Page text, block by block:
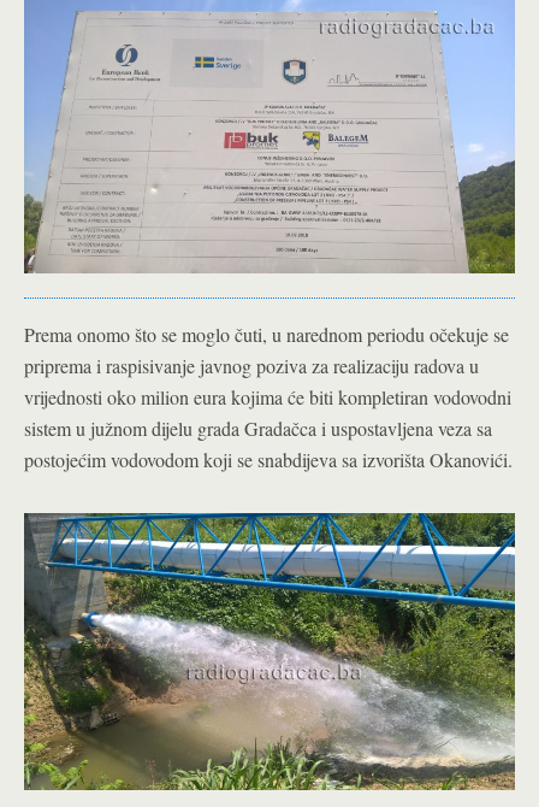
Prema onomo što se moglo čuti, u narednom periodu očekuje se
priprema i raspisivanje javnog poziva za realizaciju radova u
vrijednosti oko milion eura kojima će biti kompletiran vodovodni
sistem u južnom dijelu grada Gradačca i uspostavljena veza sa
postojećim vodovodom koji se snabdijeva sa izvorišta Okanovići.